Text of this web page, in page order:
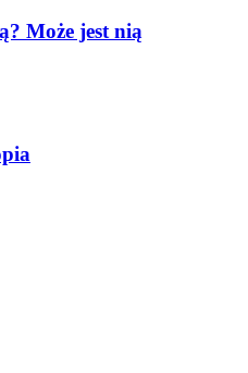
Może jest nią